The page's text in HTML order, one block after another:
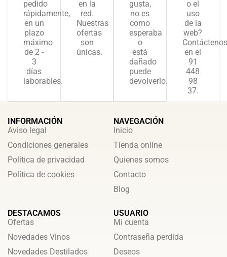
pedido
rápidamente,
en un
plazo
máximo
de 2 -
3
días
laborables.
en la
red.
Nuestras
ofertas
son
únicas.
gusta,
no es
como
esperaba
o
está
dañado
puede
devolverlo.
o el
uso
de la
web?
Contáctenos
en el
91
448
98
37.
INFORMACIÓN
Aviso legal
Condiciones generales
Política de privacidad
Política de cookies
NAVEGACIÓN
Inicio
Tienda online
Quienes somos
Contacto
Blog
DESTACAMOS
Ofertas
Novedades Vinos
Novedades Destilados
USUARIO
Mi cuenta
Contraseña perdida
Deseos